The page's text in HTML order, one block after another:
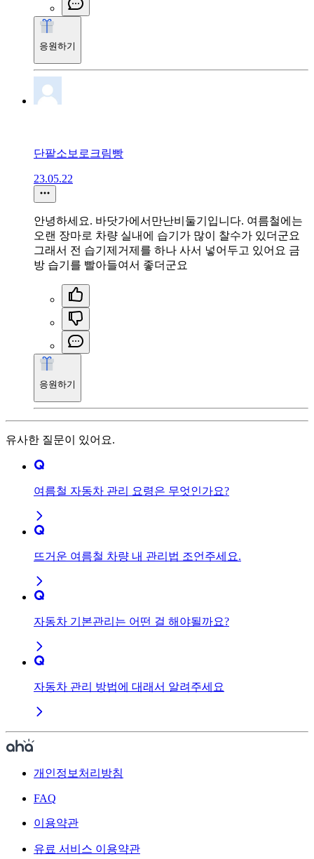
응원하기
단팥소보로크림빵
23.05.22
안녕하세요. 바닷가에서만난비둘기입니다. 여름철에는
오랜 장마로 차량 실내에 습기가 많이 찰수가 있더군요
그래서 전 습기제거제를 하나 사서 넣어두고 있어요 금
방 습기를 빨아들여서 좋더군요
응원하기
유사한 질문이 있어요.
여름철 자동차 관리 요령은 무엇인가요?
뜨거운 여름철 차량 내 관리법 조언주세요.
자동차 기본관리는 어떤 걸 해야될까요?
자동차 관리 방법에 대래서 알려주세요
개인정보처리방침
FAQ
이용약관
유료 서비스 이용약관